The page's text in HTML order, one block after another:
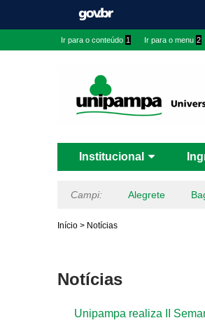
Ir para o conteúdo 1 Ir para o menu 2
Institucional
Campi: Alegrete
Início > Notícias
Notícias
Unipampa realiza II